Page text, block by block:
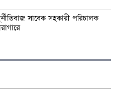
সাবেক সহকারী পরিচালক